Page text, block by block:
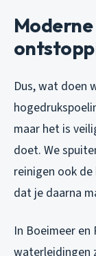
Moderne
Dus, wat doen
maar het is
doet. We
reinigen ook
dat je daarna
In Boeimeer en
waterleidingen